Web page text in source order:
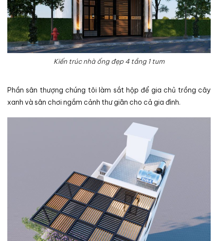
Kiến trúc nhà ống đẹp 4 tầng 1 tum
Phần sân thượng chúng tôi làm sắt hộp để gia chủ trồng cây
xanh và sân chơi ngắm cảnh thư giãn cho cả gia đình.